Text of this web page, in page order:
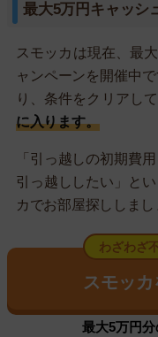
最大5万円キャッシ
スモッカは現在、最
ャンペーンを開催中
り、条件をクリアし
に入ります。
「引っ越しの初期費
引っ越ししたい」と
カでお部屋探ししまし
わざわざ
スモッ
最大5万円